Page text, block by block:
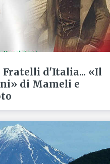
Fratelli d'Italia... «Il
di Mameli e